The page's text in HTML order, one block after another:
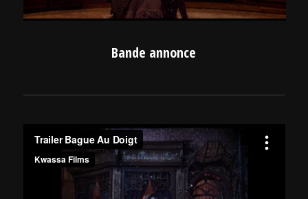
Bande annonce